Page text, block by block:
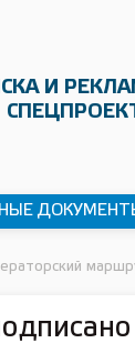
И